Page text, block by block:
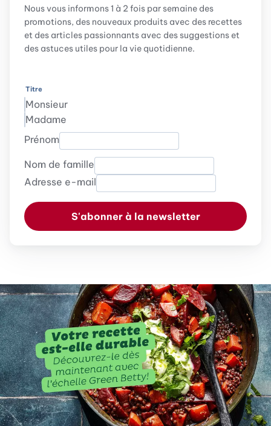
Nous vous informons 1 à 2 fois par semaine des
promotions, des nouveaux produits avec des recettes
et des articles passionnants avec des suggestions et
des astuces utiles pour la vie quotidienne.
Titre
Monsieur
Madame
Prénom
Nom de famille
Adresse e-mail
S'abonner à la newsletter